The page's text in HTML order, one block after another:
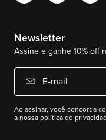
Newsletter
Assine e ganhe 10% off
E-mail
Ao assinar, você concorda
a nossapolítica de